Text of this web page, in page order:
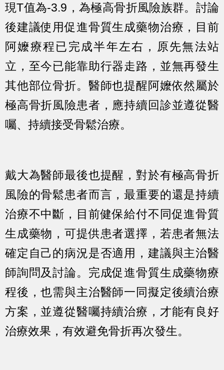
現T值為-3.9，為極高骨折風險族群。討論
後建議使用促進骨質生成藥物治療，目前
阿嬤療程已完成半年左右，原先無法站
立，至今已能靠助行器走路，並無再發生
其他部位骨折。醫師也提醒阿嬤依然屬於
極高骨折風險患者，應持續回診並遵從醫
囑、持續接受骨鬆治療。
戴大為醫師最後也提醒，對於有極高骨折
風險的骨鬆患者而言，最重要的還是持續
治療不中斷，目前健保給付不同促進骨質
生成藥物，可提供患者選擇，若患者無法
確定自己的病況是否適用，建議與主治醫
師詢問及討論。完成促進骨質生成藥物療
程後，也需與主治醫師一同擬定後續治療
方案，並遵從醫囑持續治療，才能有良好
治療效果，有效避免骨折再次發生。